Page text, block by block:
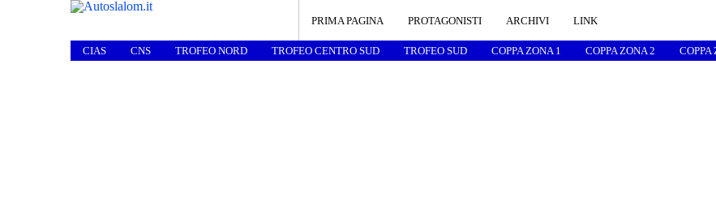
PRIMA PAGINA PROTAGONISTI ARCHIVI LINK
CIAS CNS TROFEO NORD TROFEO CENTRO SUD TROFEO SUD COPPA ZONA 1 COPPA ZONA 2 COPPA